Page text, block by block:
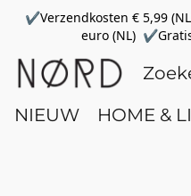
✔Verzendkosten € 5,99
euro (NL)
NIEUW HOME &